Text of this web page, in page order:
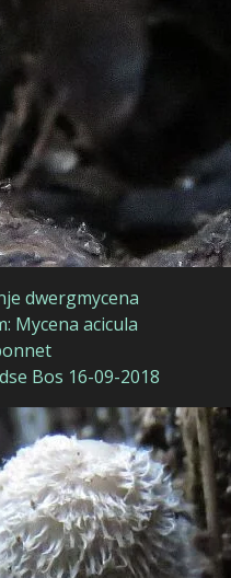
dwergmycena
Mycena acicula
Bos 16-09-2018